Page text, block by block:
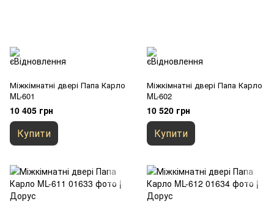
Міжкімнатні двері Папа Карло
ML-601
10 405 грн
Купити
Міжкімнатні двері Папа Карло
ML-602
10 520 грн
Купити